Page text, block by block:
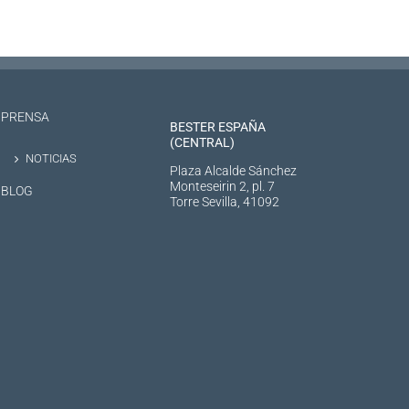
PRENSA
NOTICIAS
BLOG
BESTER ESPAÑA
(CENTRAL)
Plaza Alcalde Sánchez
Monteseirin 2, pl. 7
Torre Sevilla, 41092